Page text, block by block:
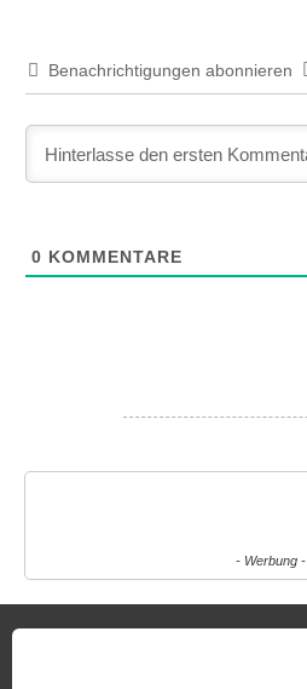
Benachrichtigungen abonnieren
0 KOMMENTARE
- Werbung -